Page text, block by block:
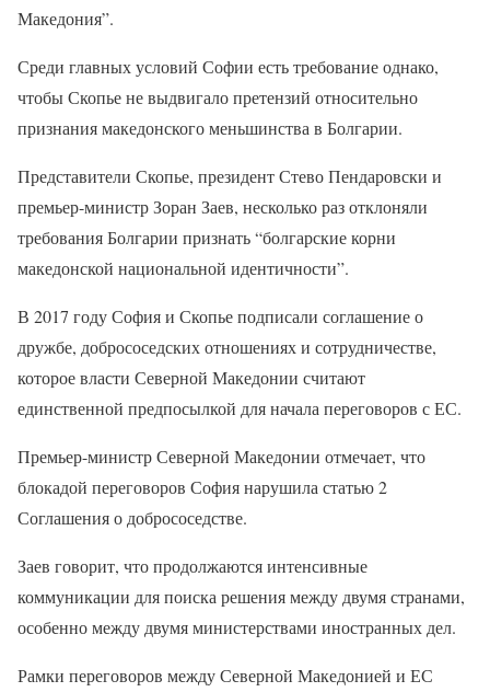
Македония”.
Среди главных условий Софии есть требование однако,
чтобы Скопье не выдвигало претензий относительно
признания македонского меньшинства в Болгарии.
Представители Скопье, президент Стево Пендаровски и
премьер-министр Зоран Заев, несколько раз отклоняли
требования Болгарии признать “болгарские корни
македонской национальной идентичности”.
В 2017 году София и Скопье подписали соглашение о
дружбе, добрососедских отношениях и сотрудничестве,
которое власти Северной Македонии считают
единственной предпосылкой для начала переговоров с ЕС.
Премьер-министр Северной Македонии отмечает, что
блокадой переговоров София нарушила статью 2
Соглашения о добрососедстве.
Заев говорит, что продолжаются интенсивные
коммуникации для поиска решения между двумя странами,
особенно между двумя министерствами иностранных дел.
Рамки переговоров между Северной Македонией и ЕС